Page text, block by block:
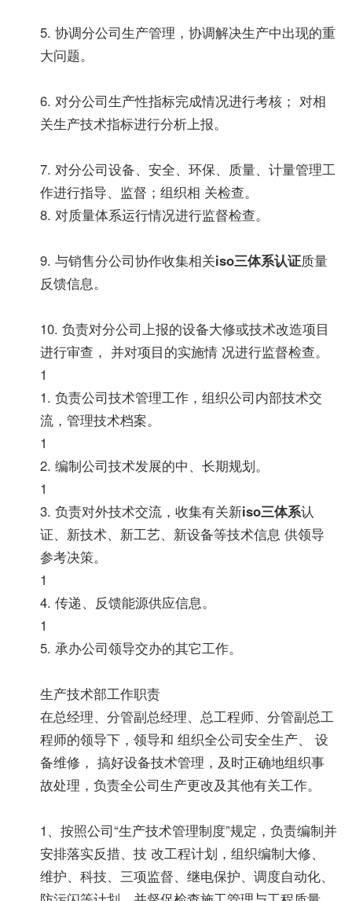
5. 协调分公司生产管理，协调解决生产中出现的重
大问题。
6. 对分公司生产性指标完成情况进行考核； 对相
关生产技术指标进行分析上报。
7. 对分公司设备、安全、环保、质量、计量管理工
作进行指导、监督；组织相 关检查。
8. 对质量体系运行情况进行监督检查。
9. 与销售分公司协作收集相关iso三体系认证质量
反馈信息。
10. 负责对分公司上报的设备大修或技术改造项目
进行审查， 并对项目的实施情 况进行监督检查。
1
1. 负责公司技术管理工作，组织公司内部技术交
流，管理技术档案。
1
2. 编制公司技术发展的中、长期规划。
1
3. 负责对外技术交流，收集有关新iso三体系认
证、新技术、新工艺、新设备等技术信息 供领导
参考决策。
1
4. 传递、反馈能源供应信息。
1
5. 承办公司领导交办的其它工作。
生产技术部工作职责
在总经理、分管副总经理、总工程师、分管副总工
程师的领导下，领导和 组织全公司安全生产、 设
备维修， 搞好设备技术管理，及时正确地组织事
故处理，负责全公司生产更改及其他有关工作。
1、按照公司“生产技术管理制度”规定，负责编制并
安排落实反措、技 改工程计划，组织编制大修、
维护、科技、三项监督、继电保护、调度自动化、